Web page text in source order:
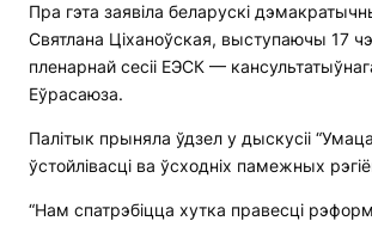
Пра гэта заявіла беларускі
Святлана Ціханоўская, выступаючы 17
пленарнай сесіі ЕЭСК —
Еўрасаюза.
Палітык прыняла ўдзел у дыскусіі
ўстойлівасці ва ўсходніх памежных
“Нам спатрэбіцца хутка правесці